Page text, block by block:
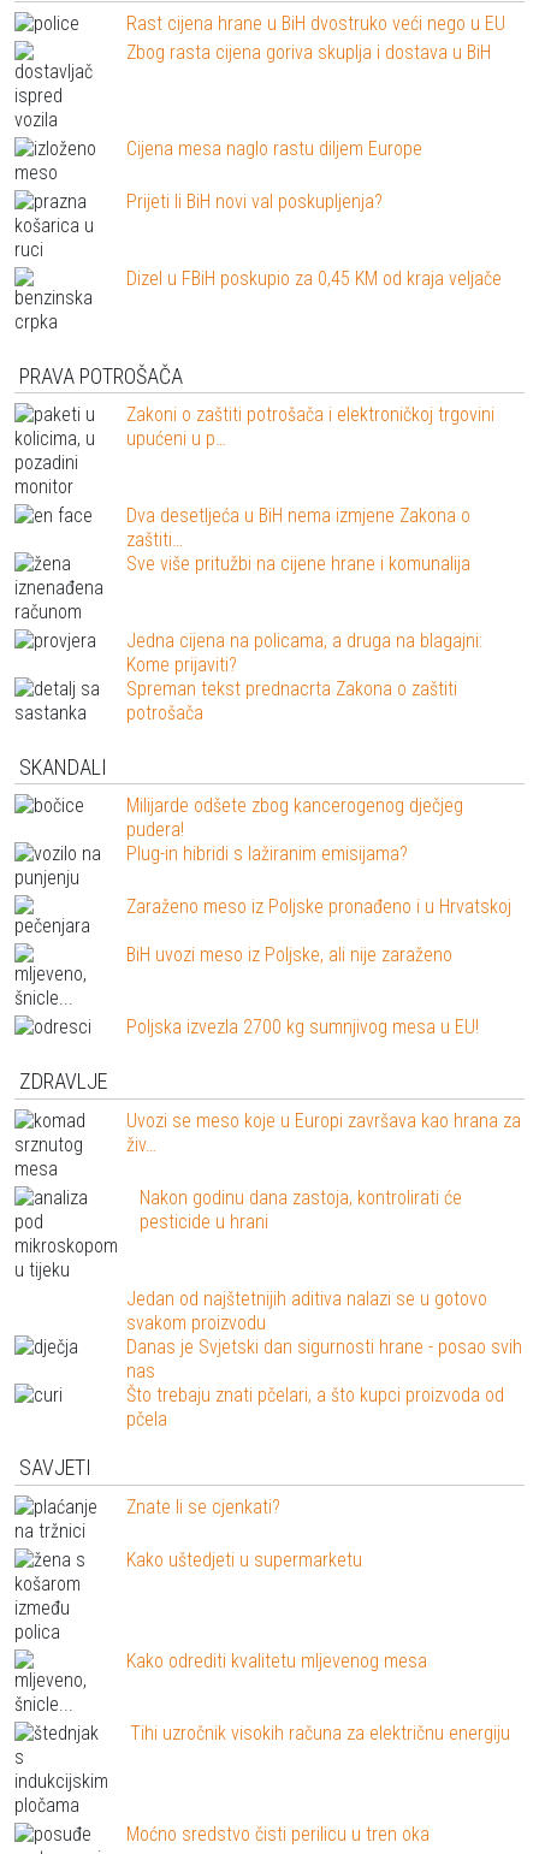
Rast cijena hrane u BiH dvostruko veći nego u EU
Zbog rasta cijena goriva skuplja i dostava u BiH
Cijena mesa naglo rastu diljem Europe
Prijeti li BiH novi val poskupljenja?
Dizel u FBiH poskupio za 0,45 KM od kraja veljače
PRAVA POTROŠAČA
Zakoni o zaštiti potrošača i elektroničkoj trgovini
upućeni u p…
Dva desetljeća u BiH nema izmjene Zakona o
zaštiti…
Sve više pritužbi na cijene hrane i komunalija
Jedna cijena na policama, a druga na blagajni:
Kome prijaviti?
Spreman tekst prednacrta Zakona o zaštiti
potrošača
SKANDALI
Milijarde odšete zbog kancerogenog dječjeg
pudera!
Plug-in hibridi s lažiranim emisijama?
Zaraženo meso iz Poljske pronađeno i u Hrvatskoj
BiH uvozi meso iz Poljske, ali nije zaraženo
Poljska izvezla 2700 kg sumnjivog mesa u EU!
ZDRAVLJE
Uvozi se meso koje u Europi završava kao hrana za
živ…
Nakon godinu dana zastoja, kontrolirati će
pesticide u hrani
Jedan od najštetnijih aditiva nalazi se u gotovo
svakom proizvodu
Danas je Svjetski dan sigurnosti hrane - posao svih
nas
Što trebaju znati pčelari, a što kupci proizvoda od
pčela
SAVJETI
Znate li se cjenkati?
Kako uštedjeti u supermarketu
Kako odrediti kvalitetu mljevenog mesa
Tihi uzročnik visokih računa za električnu energiju
Moćno sredstvo čisti perilicu u tren oka